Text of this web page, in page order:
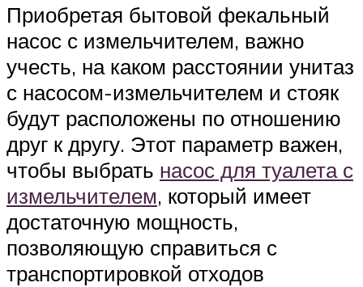
Приобретая бытовой фекальный
насос с измельчителем, важно
учесть, на каком расстоянии унитаз
с насосом-измельчителем и стояк
будут расположены по отношению
друг к другу. Этот параметр важен,
чтобы выбрать насос для туалета с
измельчителем, который имеет
достаточную мощность,
позволяющую справиться с
транспортировкой отходов